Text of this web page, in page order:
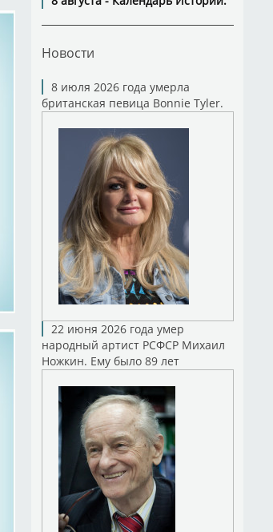
Новости
8 июля 2026 года умерла
британская певица Bonnie Tyler.
22 июня 2026 года умер
народный артист РСФСР Михаил
Ножкин. Ему было 89 лет